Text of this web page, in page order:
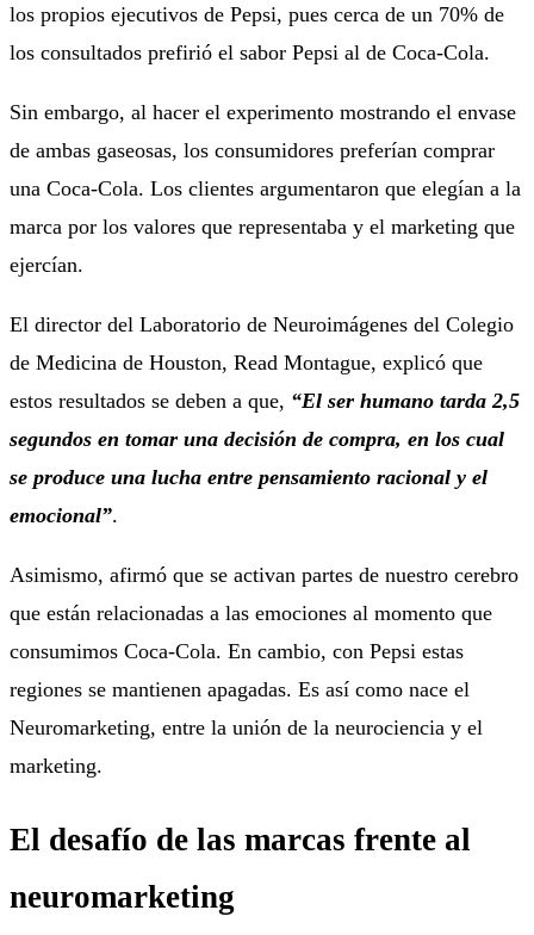
los propios ejecutivos de Pepsi, pues cerca de un 70% de
los consultados prefirió el sabor Pepsi al de Coca-Cola.
Sin embargo, al hacer el experimento mostrando el envase
de ambas gaseosas, los consumidores preferían comprar
una Coca-Cola. Los clientes argumentaron que elegían a la
marca por los valores que representaba y el marketing que
ejercían.
El director del Laboratorio de Neuroimágenes del Colegio
de Medicina de Houston, Read Montague, explicó que
estos resultados se deben a que, “El ser humano tarda 2,5
segundos en tomar una decisión de compra, en los cual
se produce una lucha entre pensamiento racional y el
emocional”.
Asimismo, afirmó que se activan partes de nuestro cerebro
que están relacionadas a las emociones al momento que
consumimos Coca-Cola. En cambio, con Pepsi estas
regiones se mantienen apagadas. Es así como nace el
Neuromarketing, entre la unión de la neurociencia y el
marketing.
El desafío de las marcas frente al
neuromarketing